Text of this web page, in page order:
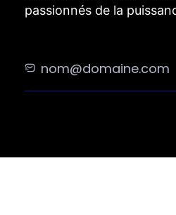
passionnés de la